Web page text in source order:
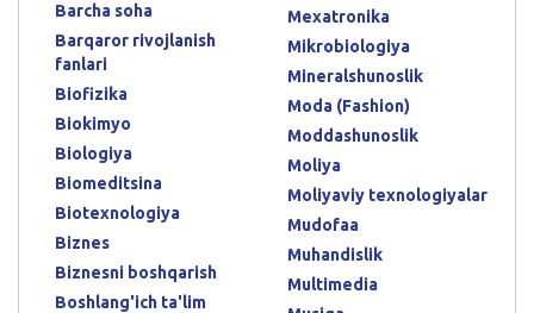
Barcha soha
Barqaror rivojlanish
fanlari
Biofizika
Biokimyo
Biologiya
Biomeditsina
Biotexnologiya
Biznes
Biznesni boshqarish
Boshlang'ich ta'lim
Mexatronika
Mikrobiologiya
Mineralshunoslik
Moda (Fashion)
Moddashunoslik
Moliya
Moliyaviy texnologiyalar
Mudofaa
Muhandislik
Multimedia